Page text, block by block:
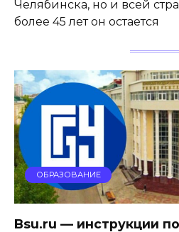
Челябинска, но и всей
более 45 лет он остается
ОБРАЗОВАНИЕ
Bsu.ru — инструкции